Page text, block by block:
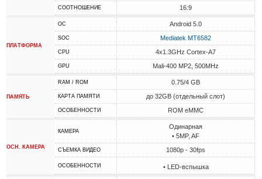
СООТНОШЕНИЕ 16:9
ПЛАТФОРМА
ОС Android 5.0
SOC Mediatek MT6582
CPU 4x1.3GHz Cortex-A7
GPU Mali-400 MP2, 500MHz
ПАМЯТЬ
RAM / ROM 0.75/4 GB
КАРТА ПАМЯТИ до 32GB (отдельный слот)
ОСОБЕННОСТИ ROM eMMC
ОСН. КАМЕРА
КАМЕРА
Одинарная
• 5MP, AF
СЪЕМКА ВИДЕО 1080p - 30fps
ОСОБЕННОСТИ • LED-вспышка